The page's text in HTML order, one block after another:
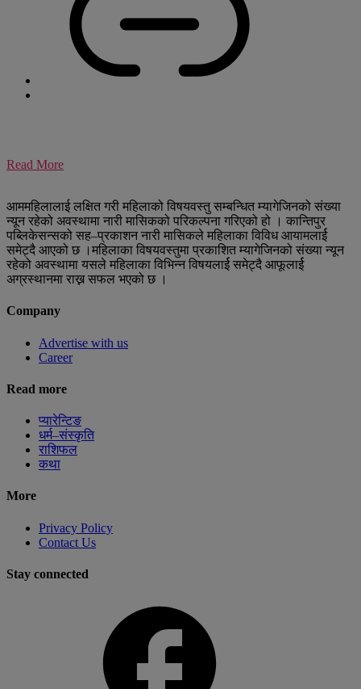
Read More
आममहिलालाई लक्षित गरी महिलाको विषयवस्तु सम्बन्धित म्यागेजिनको संख्या
न्यून रहेको अवस्थामा नारी मासिकको परिकल्पना गरिएको हो । कान्तिपुर
पब्लिकेसन्सको सह–प्रकाशन नारी मासिकले महिलाका विविध आयामलार्ई
समेट्दै आएको छ ।महिलाका विषयवस्तुमा प्रकाशित म्यागेजिनको संख्या न्यून
रहेको अवस्थामा यसले महिलाका विभिन्न विषयलार्ई समेट्दै आफूलार्ई
अग्रस्थानमा राख्न सफल भएको छ ।
Company
Advertise with us
Career
Read more
प्यारेन्टिङ
धर्म–संस्कृति
राशिफल
कथा
More
Privacy Policy
Contact Us
Stay connected